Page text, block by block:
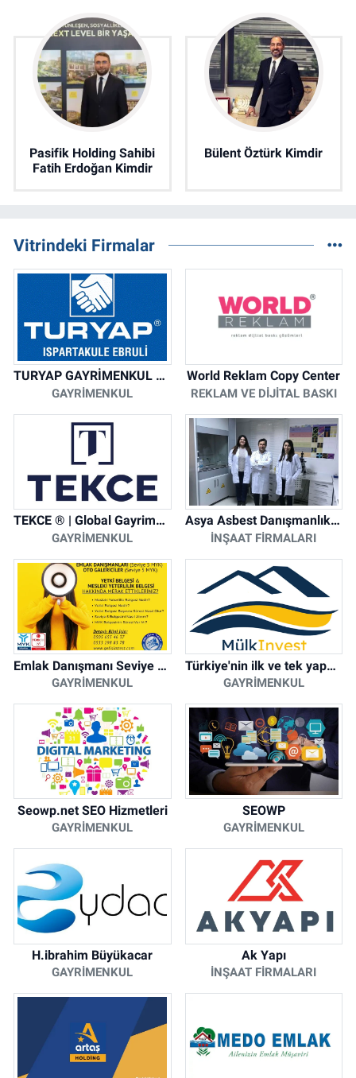
Pasifik Holding Sahibi
Fatih Erdoğan Kimdir
Bülent Öztürk Kimdir
Vitrindeki Firmalar
TURYAP GAYRİMENKUL DANIŞMANLIK HİZMETLERİ
GAYRIMENKUL
World Reklam Copy Center
REKLAM VE DIJITAL BASKI
TEKCE ® | Global Gayrimenkul Şirketi
GAYRIMENKUL
Asya Asbest Danışmanlık - Asbest Söküm ve Asbest Raporu
İNŞAAT FIRMALARI
Emlak Danışmanı Seviye 5 Mesleki Yeterlilik Belgesi
GAYRIMENKUL
Türkiye'nin ilk ve tek yapay zeka destekli arsa ilan platformu
GAYRIMENKUL
Seowp.net SEO Hizmetleri
GAYRIMENKUL
SEOWP
GAYRIMENKUL
H.ibrahim Büyükacar
GAYRIMENKUL
Ak Yapı
İNŞAAT FIRMALARI